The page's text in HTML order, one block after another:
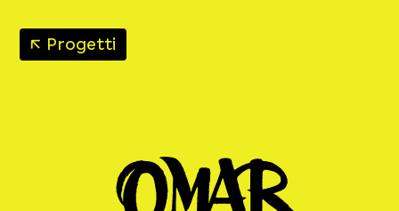
↑ Progetti